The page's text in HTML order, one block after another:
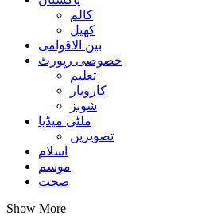
کالم
کھیل
بین الاقوامی
خصوصی رپورٹ
تعلیم
کاروبار
شوبز
ملٹی میڈیا
تصویریں
اسلام
موسم
صحت
Show More